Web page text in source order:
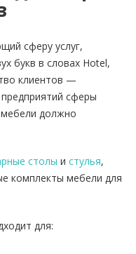
сферу услуг,
букв в словах Hotel,
клиентов —
сферы
мебели должно
столы и стулья,
комплекты мебели для
для: